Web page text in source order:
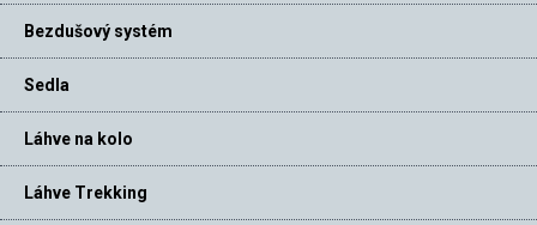
Bezdušový systém
Sedla
Láhve na kolo
Láhve Trekking